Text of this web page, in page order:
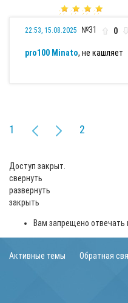
22:53, 15.08.2025 №31 0
pro100 Minato, не кашляет
1 2
Доступ закрыт.
свернуть
развернуть
закрыть
Вам запрещено отвечать
Активные темы Обратная